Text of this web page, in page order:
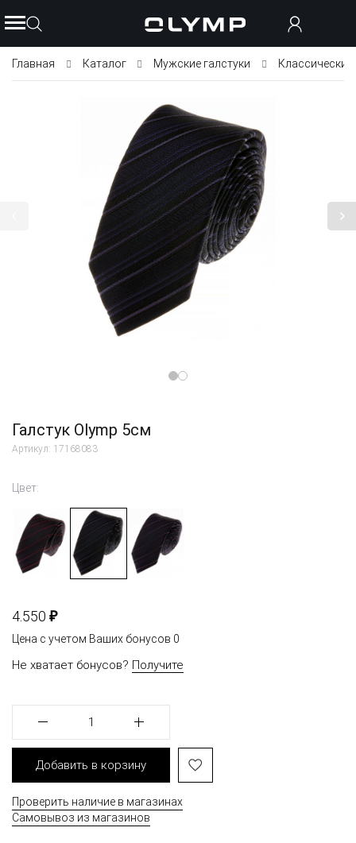
Главная Каталог Мужские галстуки Классические
Галстук Olymp 5см
Артикул: 17168083
Цвет:
4.550 ₽
Цена с учетом Ваших бонусов 0
Не хватает бонусов? Получите
1
Добавить в корзину
Проверить наличие в магазинах
Самовывоз из магазинов